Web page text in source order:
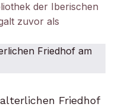
der Iberischen
zuvor als
Friedhof